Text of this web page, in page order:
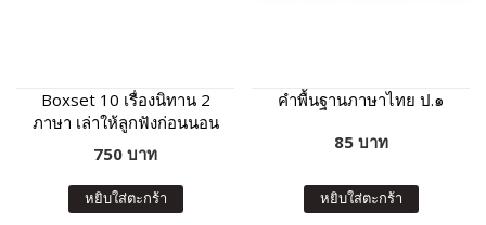
Boxset 10 เรื่องนิทาน 2
ภาษา เล่าให้ลูกฟังก่อนนอน
(กล่องฟ้า)
750 บาท
หยิบใส่ตะกร้า
คำพื้นฐานภาษาไทย ป.๑
85 บาท
หยิบใส่ตะกร้า